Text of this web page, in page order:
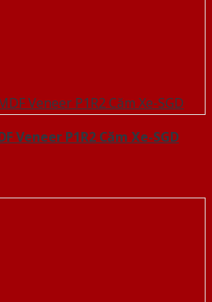
Veneer P1R2 Căm Xe-SGD